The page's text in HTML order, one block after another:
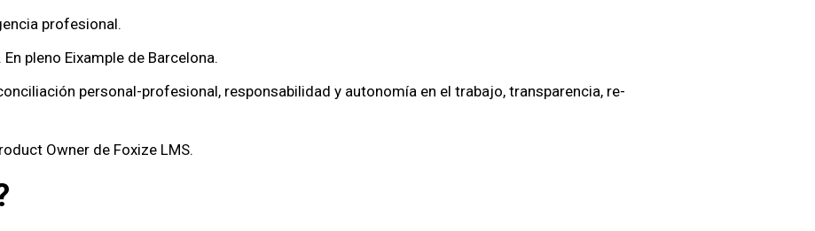
profesional.
pleno Eixample de Barcelona.
personal-profesional, responsabilidad y autonomía en el trabajo, transparencia, re-
Owner de Foxize LMS.